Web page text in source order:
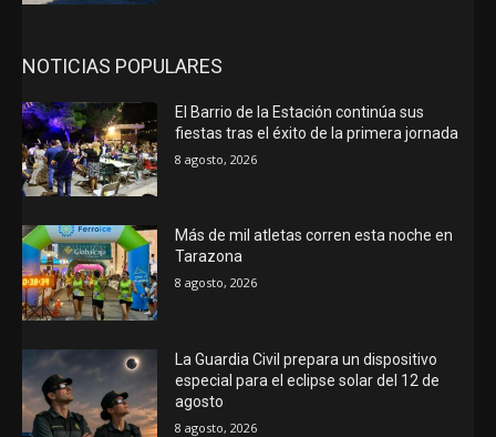
NOTICIAS POPULARES
El Barrio de la Estación continúa sus
fiestas tras el éxito de la primera jornada
8 agosto, 2026
Más de mil atletas corren esta noche en
Tarazona
8 agosto, 2026
La Guardia Civil prepara un dispositivo
especial para el eclipse solar del 12 de
agosto
8 agosto, 2026